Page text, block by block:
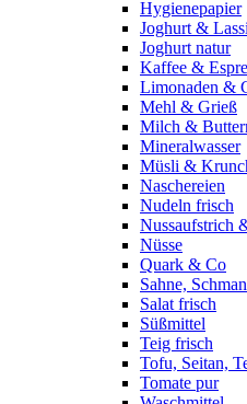
Hygienepapier
Joghurt & Lassi
Joghurt natur
Kaffee &
Limonaden &
Mehl & Grieß
Milch &
Mineralwasser
Müsli &
Naschereien
Nudeln frisch
Nussaufstrich
Nüsse
Quark & Co
Sahne,
Salat frisch
Süßmittel
Teig frisch
Tofu, Seitan,
Tomate pur